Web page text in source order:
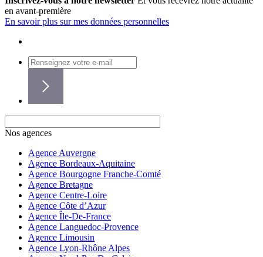
en avant-première
En savoir plus sur mes données personnelles
Nos agences
Agence Auvergne
Agence Bordeaux-Aquitaine
Agence Bourgogne Franche-Comté
Agence Bretagne
Agence Centre-Loire
Agence Côte d’Azur
Agence Île-De-France
Agence Languedoc-Provence
Agence Limousin
Agence Lyon-Rhône Alpes